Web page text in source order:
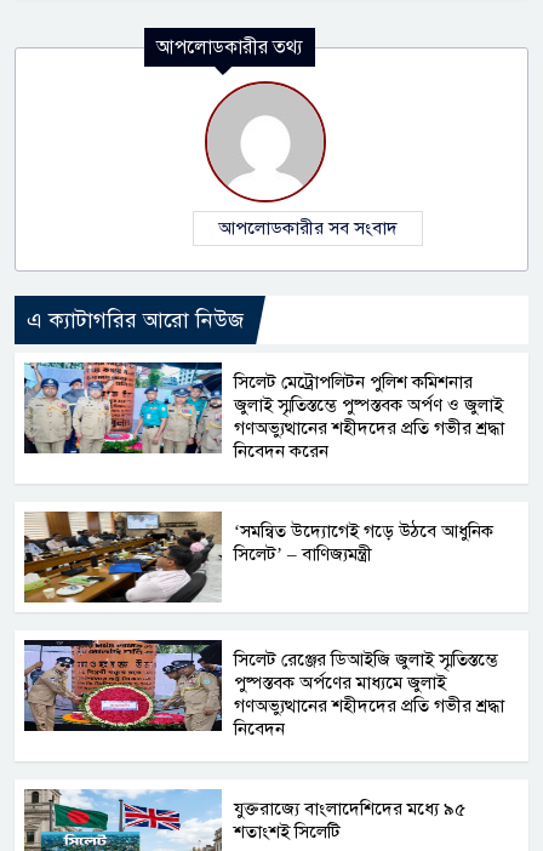
আপলোডকারীর তথ্য
আপলোডকারীর সব সংবাদ
এ ক্যাটাগরির আরো নিউজ
সিলেট মেট্রোপলিটন পুলিশ কমিশনার
জুলাই স্মৃতিস্তম্ভে পুষ্পস্তবক অর্পণ ও জুলাই
গণঅভ্যুত্থানের শহীদদের প্রতি গভীর শ্রদ্ধা
নিবেদন করেন
‘সমন্বিত উদ্যোগেই গড়ে উঠবে আধুনিক
সিলেট’ – বাণিজ্যমন্ত্রী
সিলেট রেঞ্জের ডিআইজি জুলাই স্মৃতিস্তম্ভে
পুষ্পস্তবক অর্পণের মাধ্যমে জুলাই
গণঅভ্যুত্থানের শহীদদের প্রতি গভীর শ্রদ্ধা
নিবেদন
যুক্তরাজ্যে বাংলাদেশিদের মধ্যে ৯৫
শতাংশই সিলেটি